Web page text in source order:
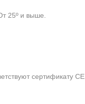
25º и выше.
сертификату СЕ.